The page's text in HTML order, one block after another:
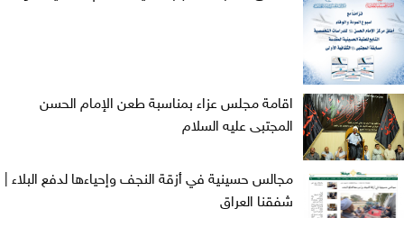
اقامة مجلس عزاء بمناسبة طعن الإمام الحسن
المجتبى عليه السلام
مجالس حسينية في أزقة النجف وإحياءها لدفع البلاء |
شفقنا العراق